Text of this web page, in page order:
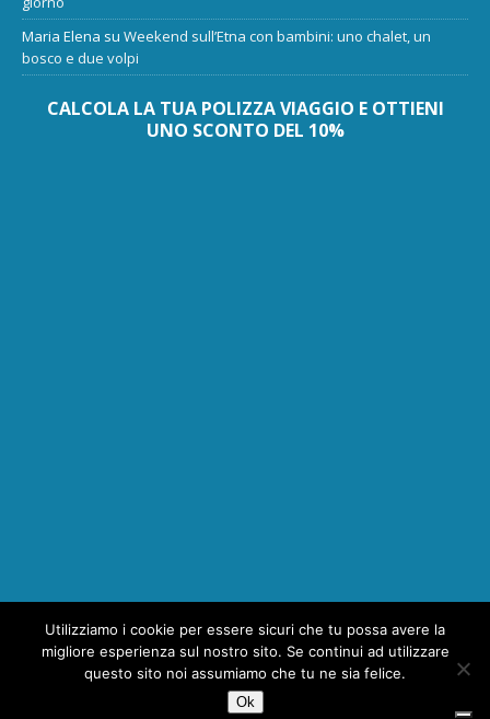
Maria Elena su Weekend sull’Etna con bambini: uno chalet, un
bosco e due volpi
CALCOLA LA TUA POLIZZA VIAGGIO E OTTIENI
UNO SCONTO DEL 10%
Copyright © 2026 | MH Magazine WordPress Theme by
Utilizziamo i cookie per essere sicuri che tu possa avere la
migliore esperienza sul nostro sito. Se continui ad utilizzare
questo sito noi assumiamo che tu ne sia felice.
Ok